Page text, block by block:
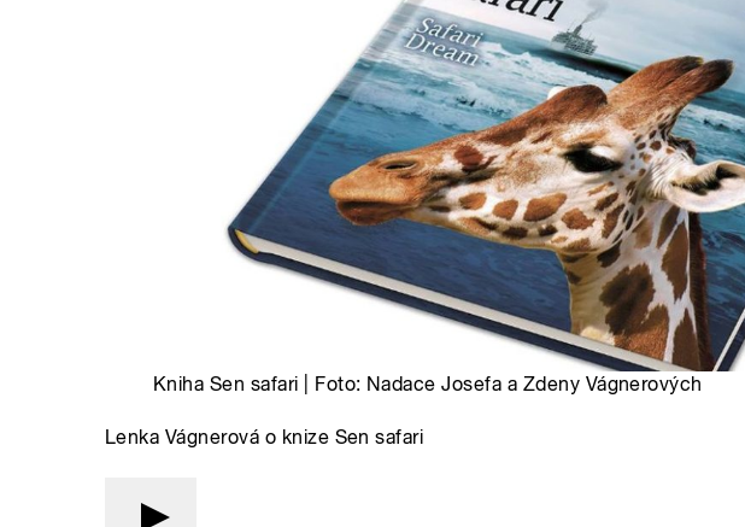
Kniha Sen safari | Foto: Nadace Josefa a Zdeny Vágnerových
Lenka Vágnerová o knize Sen safari